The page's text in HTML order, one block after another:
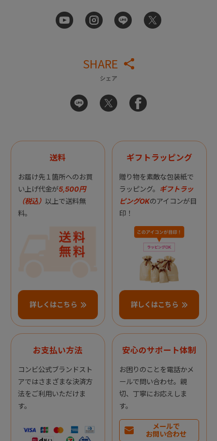
SHARE
シェア
送料
お届け先１箇所へのお買
い上げ代金が5,500円
（税込） 以上で送料無
料。
詳しくはこちら
ギフトラッピング
贈り物を素敵な包装紙で
ラッピング。 ギフトラッ
ピングOKのアイコンが目
印！
詳しくはこちら
お支払い方法
コンビ公式ブランドスト
アではさまざまな決済方
法をご利用いただけま
す。
安心のサポート体制
お困りのことを電話かメ
ールで問い合わせ。親
切、丁寧にお応えしま
す。
メールで
お問い合わせ